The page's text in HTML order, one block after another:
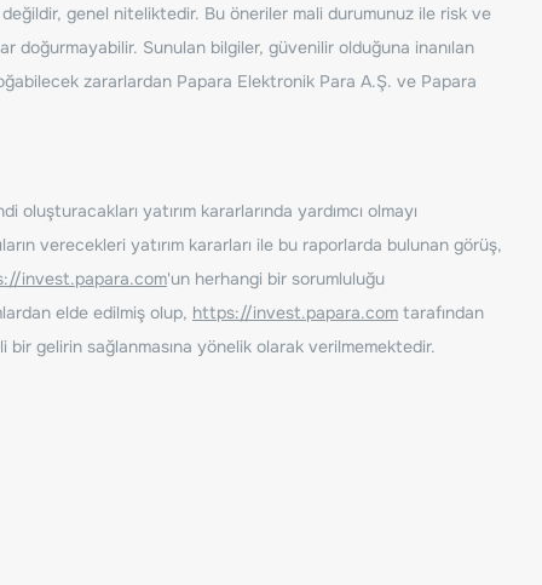
değildir, genel niteliktedir. Bu öneriler mali durumunuz ile risk ve
doğurmayabilir. Sunulan bilgiler, güvenilir olduğuna inanılan
zararlardan Papara Elektronik Para A.Ş. ve Papara
yatırım kararlarında yardımcı olmayı
verecekleri yatırım kararları ile bu raporlarda bulunan görüş,
invest.papara.com'un herhangi bir sorumluluğu
elde edilmiş olup, https://invest.papara.com tarafından
bir gelirin sağlanmasına yönelik olarak verilmemektedir.